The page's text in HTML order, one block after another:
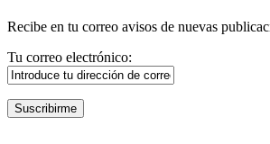
Recibe en tu correo avisos de nuevas
Tu correo electrónico: